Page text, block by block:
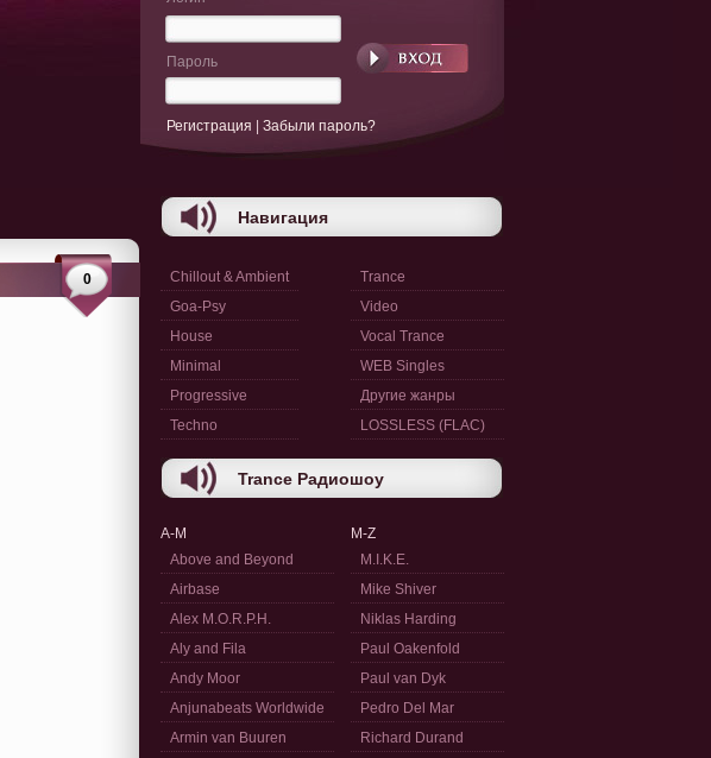
0
Пароль
Регистрация Забыли пароль?
Навигация
Chillout & Ambient
Goa-Psy
House
Minimal
Progressive
Techno
Trance
Video
Vocal Trance
WEB Singles
Другие жанры
LOSSLESS (FLAC)
Trance Радиошоу
A-M
Above and Beyond
Airbase
Alex M.O.R.P.H.
Aly and Fila
Andy Moor
Anjunabeats Worldwide
Armin van Buuren
M-Z
M.I.K.E.
Mike Shiver
Niklas Harding
Paul Oakenfold
Paul van Dyk
Pedro Del Mar
Richard Durand